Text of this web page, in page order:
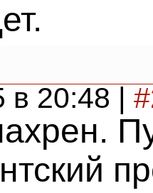
в 20:48 |